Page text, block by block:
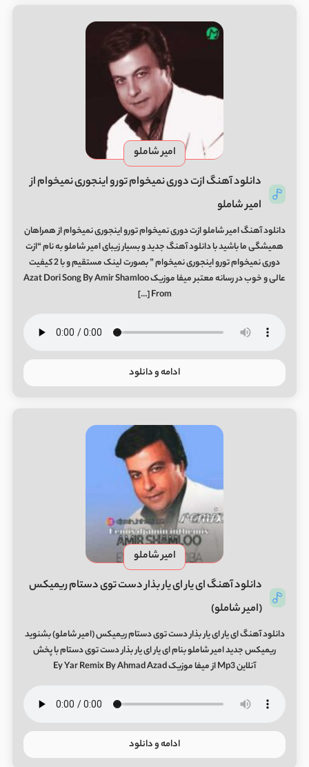
امیر شاملو
دانلود آهنگ ازت دوری نمیخوام تورو اینجوری نمیخوام از
امیر شاملو
دانلود آهنگ امیر شاملو ازت دوری نمیخوام تورو اینجوری نمیخوام از همراهان
همیشگی ما باشید با دانلود آهنگ جدید و بسیار زیبای امیر شاملو به نام “ازت
دوری نمیخوام تورو اینجوری نمیخوام ” بصورت لینک مستقیم و با 2 کیفیت
عالی و خوب در رسانه معتبر میفا موزیک Azat Dori Song By Amir Shamloo
From […]
ادامه و دانلود
امیر شاملو
دانلود آهنگ ای یار ای یار بذار دست توی دستام ریمیکس
(امیر شاملو)
دانلود آهنگ ای یار ای یار بذار دست توی دستام ریمیکس (امیر شاملو) بشنوید
ریمیکس جدید امیر شاملو بنام ای یار ای یار بذار دست توی دستام با پخش
آنلاین Mp3 از میفا موزیک Ey Yar Remix By Ahmad Azad
ادامه و دانلود